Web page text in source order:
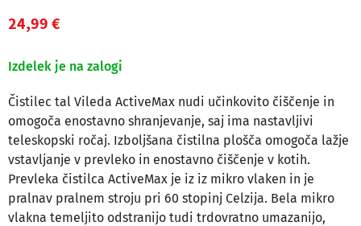
24,99 €
Izdelek je na zalogi
Čistilec tal Vileda ActiveMax nudi učinkovito čiščenje in
omogoča enostavno shranjevanje, saj ima nastavljivi
teleskopski ročaj. Izboljšana čistilna plošča omogoča lažje
vstavljanje v prevleko in enostavno čiščenje v kotih.
Prevleka čistilca ActiveMax je iz iz mikro vlaken in je
pralnav pralnem stroju pri 60 stopinj Celzija. Bela mikro
vlakna temeljito odstranijo tudi trdovratno umazanijo,